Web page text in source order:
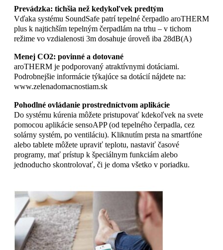
Prevádzka: tichšia než kedykoľvek predtým
Vďaka systému SoundSafe patrí tepelné čerpadlo aroTHERM
plus k najtichším tepelným čerpadlám na trhu – v tichom
režime vo vzdialenosti 3m dosahuje úroveň iba 28dB(A)
Menej CO2: povinné a dotované
aroTHERM je podporovaný atraktívnymi dotáciami.
Podrobnejšie informácie týkajúce sa dotácií nájdete na:
www.zelenadomacnostiam.sk
Pohodlné ovládanie prostredníctvom aplikácie
Do systému kúrenia môžete pristupovať kdekoľvek na svete
pomocou aplikácie sensoAPP (od tepelného čerpadla, cez
solárny systém, po ventiláciu). Kliknutím prsta na smartfóne
alebo tablete môžete upraviť teplotu, nastaviť časové
programy, mať prístup k špeciálnym funkciám alebo
jednoducho skontrolovať, či je doma všetko v poriadku.